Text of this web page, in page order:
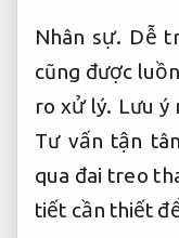
Nhân sự. Dễ
cũng được
ro xử lý. Lưu ý
Tư vấn tận
qua đai treo
tiết cần thiết